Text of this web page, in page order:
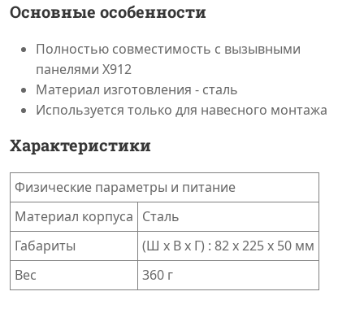
Основные особенности
Полностью совместимость с вызывными
панелями X912
Материал изготовления - сталь
Используется только для навесного монтажа
Характеристики
Физические параметры и питание
Материал корпуса Сталь
Габариты
(Ш x В x Г) : 82 x 225 x 50 мм
Вес
360 г